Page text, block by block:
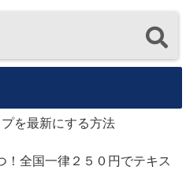
を最新にする方法
！全国一律２５０円でテキス